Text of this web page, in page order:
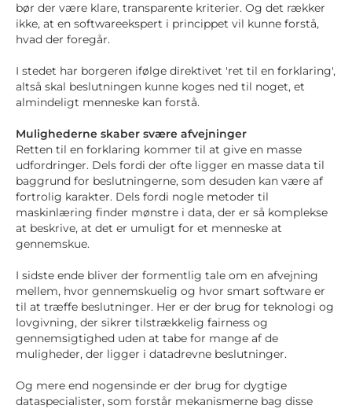
bør der være klare, transparente kriterier. Og det rækker
ikke, at en softwareekspert i princippet vil kunne forstå,
hvad der foregår.
I stedet har borgeren ifølge direktivet 'ret til en forklaring',
altså skal beslutningen kunne koges ned til noget, et
almindeligt menneske kan forstå.
Mulighederne skaber svære afvejninger
Retten til en forklaring kommer til at give en masse
udfordringer. Dels fordi der ofte ligger en masse data til
baggrund for beslutningerne, som desuden kan være af
fortrolig karakter. Dels fordi nogle metoder til
maskinlæring finder mønstre i data, der er så komplekse
at beskrive, at det er umuligt for et menneske at
gennemskue.
I sidste ende bliver der formentlig tale om en afvejning
mellem, hvor gennemskuelig og hvor smart software er
til at træffe beslutninger. Her er der brug for teknologi og
lovgivning, der sikrer tilstrækkelig fairness og
gennemsigtighed uden at tabe for mange af de
muligheder, der ligger i datadrevne beslutninger.
Og mere end nogensinde er der brug for dygtige
dataspecialister, som forstår mekanismerne bag disse